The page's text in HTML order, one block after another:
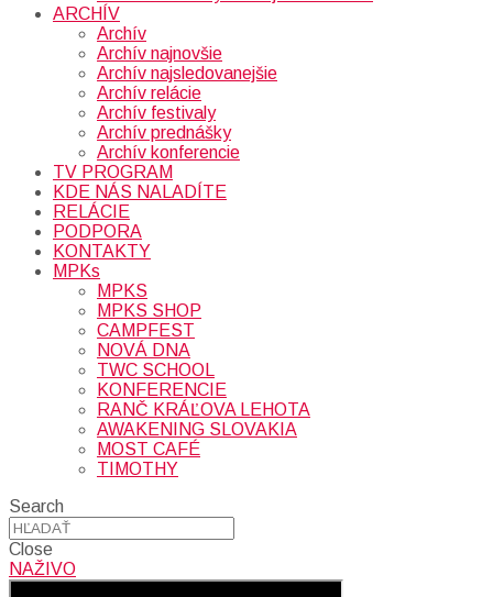
ARCHÍV
Archív
Archív najnovšie
Archív najsledovanejšie
Archív relácie
Archív festivaly
Archív prednášky
Archív konferencie
TV PROGRAM
KDE NÁS NALADÍTE
RELÁCIE
PODPORA
KONTAKTY
MPKs
MPKS
MPKS SHOP
CAMPFEST
NOVÁ DNA
TWC SCHOOL
KONFERENCIE
RANČ KRÁĽOVA LEHOTA
AWAKENING SLOVAKIA
MOST CAFÉ
TIMOTHY
Search
Close
NAŽIVO